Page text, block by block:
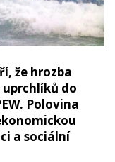
že hrozba
do
Polovina
a sociální